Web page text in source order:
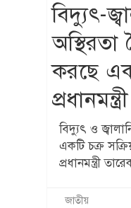
বিদ্যুৎ-
অস্থিরতা
করছে
প্রধানমন্ত্রী
বিদ্যুৎ ও
একটি চক্র
প্রধানমন্ত্রী
জাতীয়